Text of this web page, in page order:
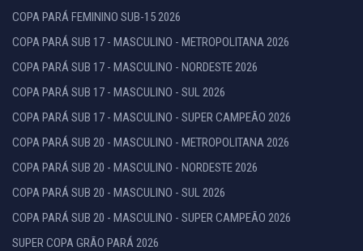
COPA PARÁ FEMININO SUB-15 2026
COPA PARÁ SUB 17 - MASCULINO - METROPOLITANA 2026
COPA PARÁ SUB 17 - MASCULINO - NORDESTE 2026
COPA PARÁ SUB 17 - MASCULINO - SUL 2026
COPA PARÁ SUB 17 - MASCULINO - SUPER CAMPEÃO 2026
COPA PARÁ SUB 20 - MASCULINO - METROPOLITANA 2026
COPA PARÁ SUB 20 - MASCULINO - NORDESTE 2026
COPA PARÁ SUB 20 - MASCULINO - SUL 2026
COPA PARÁ SUB 20 - MASCULINO - SUPER CAMPEÃO 2026
SUPER COPA GRÃO PARÁ 2026